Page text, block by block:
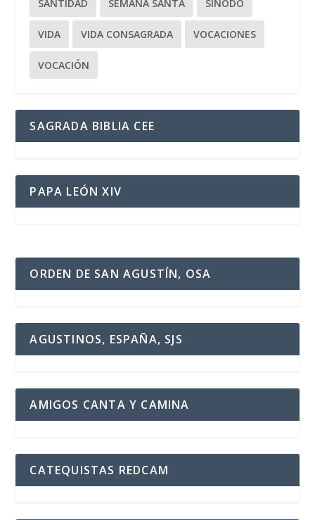
SANTIDAD SEMANA SANTA SÍNODO
VIDA VIDA CONSAGRADA VOCACIONES
VOCACIÓN
SAGRADA BIBLIA CEE
PAPA LEÓN XIV
ORDEN DE SAN AGUSTÍN, OSA
AGUSTINOS, ESPAÑA, SJS
AMIGOS CANTA Y CAMINA
CATEQUISTAS REDCAM